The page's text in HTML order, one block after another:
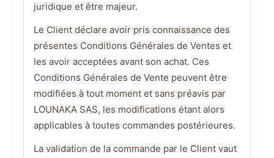
juridique et être majeur.
Le Client déclare avoir pris connaissance des
présentes Conditions Générales de Ventes et
les avoir acceptées avant son achat. Ces
Conditions Générales de Vente peuvent être
modifiées à tout moment et sans préavis par
LOUNAKA SAS, les modifications étant alors
applicables à toutes commandes postérieures.
La validation de la commande par le Client vaut